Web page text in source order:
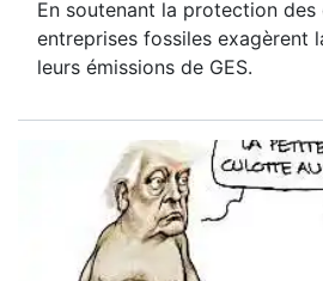
En soutenant la protection des
entreprises fossiles exagèrent
leurs émissions de GES.